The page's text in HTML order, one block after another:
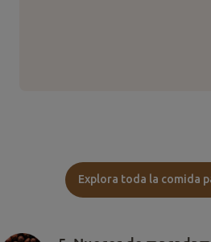
Explora toda la comida